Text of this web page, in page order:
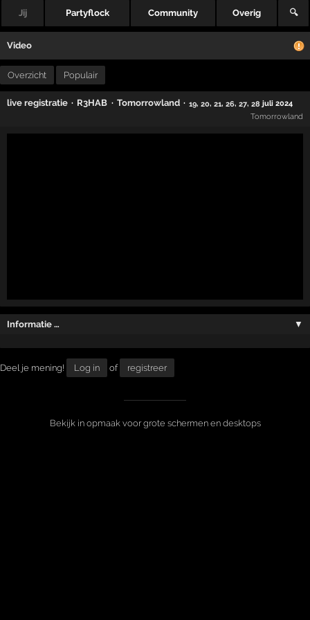
Jij Partyflock Community Overig 🔍
Video
Overzicht Populair
live registratie · R3HAB · Tomorrowland · 19, 20, 21, 26, 27, 28 juli 2024
Tomorrowland
Informatie … ▼
Deel je mening! Log in of registreer
Bekijk in opmaak voor grote schermen en desktops